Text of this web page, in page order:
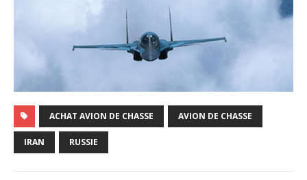
ACHAT AVION DE CHASSE AVION DE CHASSE
IRAN RUSSIE